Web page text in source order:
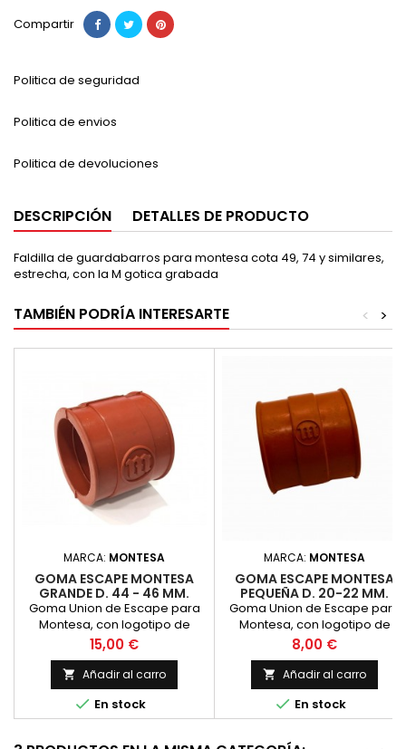
Compartir
Politica de seguridad
Politica de envios
Politica de devoluciones
DESCRIPCIÓN DETALLES DE PRODUCTO
Faldilla de guardabarros para montesa cota 49, 74 y similares,
estrecha, con la M gotica grabada
TAMBIÉN PODRÍA INTERESARTE >
<
MARCA: MONTESA
GOMA ESCAPE MONTESA
GRANDE D. 44 - 46 MM.
Goma Union de Escape para
Montesa, con logotipo de
Montesa, diametro interior de
44 mm. en un lado y 46 mm. en
el opuesto. Longitud de 50 mm.
Se denomina tamaño grande.
Precio
15,00 €
 Añadir al carro
 En stock
MARCA: MONTESA
GOMA ESCAPE MONTESA
PEQUEÑA D. 20-22 MM.
Goma Union de Escape para
Montesa, con logotipo de
montesa, diametro interior de
20 mm en ambos lados.
Longitud de 30 mm. Se
denomina tamaño pequeño.
Precio
8,00 €
 Añadir al carro
 En stock